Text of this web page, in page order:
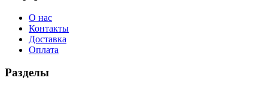
О нас
Контакты
Доставка
Оплата
Разделы